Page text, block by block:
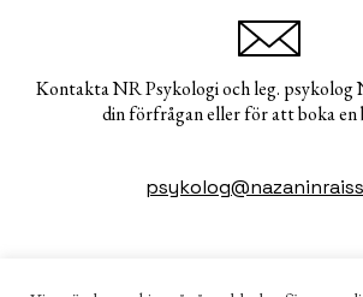
Kontakta NR Psykologi och leg. psykolog
din förfrågan eller för att boka en